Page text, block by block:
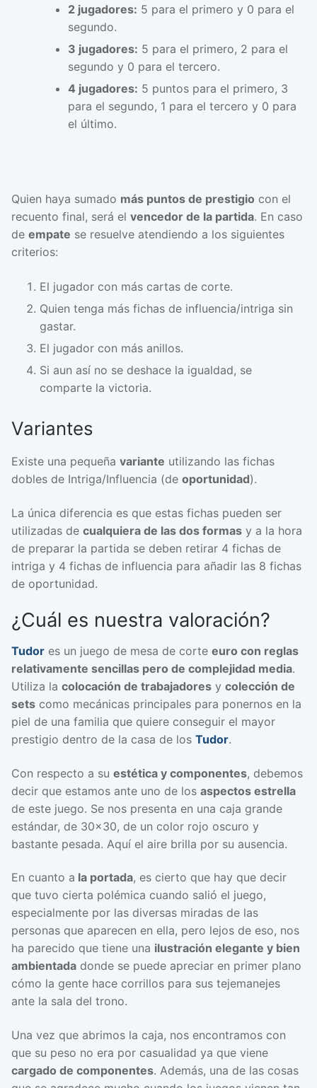
2 jugadores: 5 para el primero y 0 para el
segundo.
3 jugadores: 5 para el primero, 2 para el
segundo y 0 para el tercero.
4 jugadores: 5 puntos para el primero, 3
para el segundo, 1 para el tercero y 0 para
el último.
Quien haya sumado más puntos de prestigio con el
recuento final, será el vencedor de la partida. En caso
de empate se resuelve atendiendo a los siguientes
criterios:
El jugador con más cartas de corte.
Quien tenga más fichas de influencia/intriga sin
gastar.
El jugador con más anillos.
Si aun así no se deshace la igualdad, se
comparte la victoria.
Variantes
Existe una pequeña variante utilizando las fichas
dobles de Intriga/Influencia (de oportunidad).
La única diferencia es que estas fichas pueden ser
utilizadas de cualquiera de las dos formas y a la hora
de preparar la partida se deben retirar 4 fichas de
intriga y 4 fichas de influencia para añadir las 8 fichas
de oportunidad.
¿Cuál es nuestra valoración?
Tudor es un juego de mesa de corte euro con reglas
relativamente sencillas pero de complejidad media.
Utiliza la colocación de trabajadores y colección de
sets como mecánicas principales para ponernos en la
piel de una familia que quiere conseguir el mayor
prestigio dentro de la casa de los Tudor.
Con respecto a su estética y componentes, debemos
decir que estamos ante uno de los aspectos estrella
de este juego. Se nos presenta en una caja grande
estándar, de 30×30, de un color rojo oscuro y
bastante pesada. Aquí el aire brilla por su ausencia.
En cuanto a la portada, es cierto que hay que decir
que tuvo cierta polémica cuando salió el juego,
especialmente por las diversas miradas de las
personas que aparecen en ella, pero lejos de eso, nos
ha parecido que tiene una ilustración elegante y bien
ambientada donde se puede apreciar en primer plano
cómo la gente hace corrillos para sus tejemanejes
ante la sala del trono.
Una vez que abrimos la caja, nos encontramos con
que su peso no era por casualidad ya que viene
cargado de componentes. Además, una de las cosas